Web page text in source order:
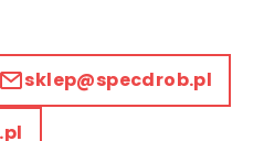
sklep@specdrob.pl